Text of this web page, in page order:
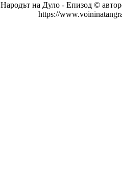
Народът на Дуло - Епизод ©
https://